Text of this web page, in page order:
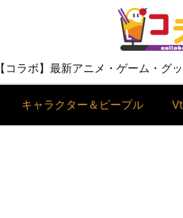
【コラボ】最新アニメ・ゲーム・グ
キャラクター＆ピープル